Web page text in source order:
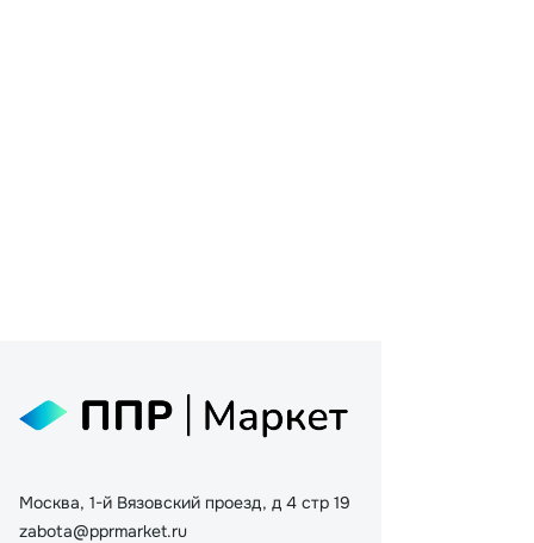
Москва, 1-й Вязовский проезд, д 4 стр 19
zabota@pprmarket.ru